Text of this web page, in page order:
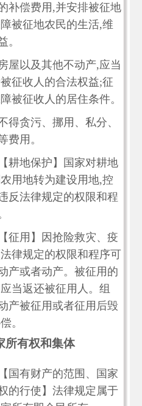
补偿费用,并安排被征地
被征地农民的生活,维
。
屋以及其他不动产,应当
征收人的合法权益;征
被征收人的居住条件。
得贪污、挪用、私分、
费用。
耕地保护】国家对耕地
用地转为建设用地,控
反法律规定的权限和程
用】因抢险救灾、疫
律规定的权限和程序可
产或者动产。被征用的
当返还被征用人。组
产被征用或者征用后毁
。
有权和集体
有财产的范围、国家
的行使】法律规定属于